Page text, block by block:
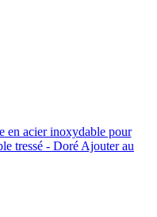
en acier inoxydable pour
tressé - Doré Ajouter au